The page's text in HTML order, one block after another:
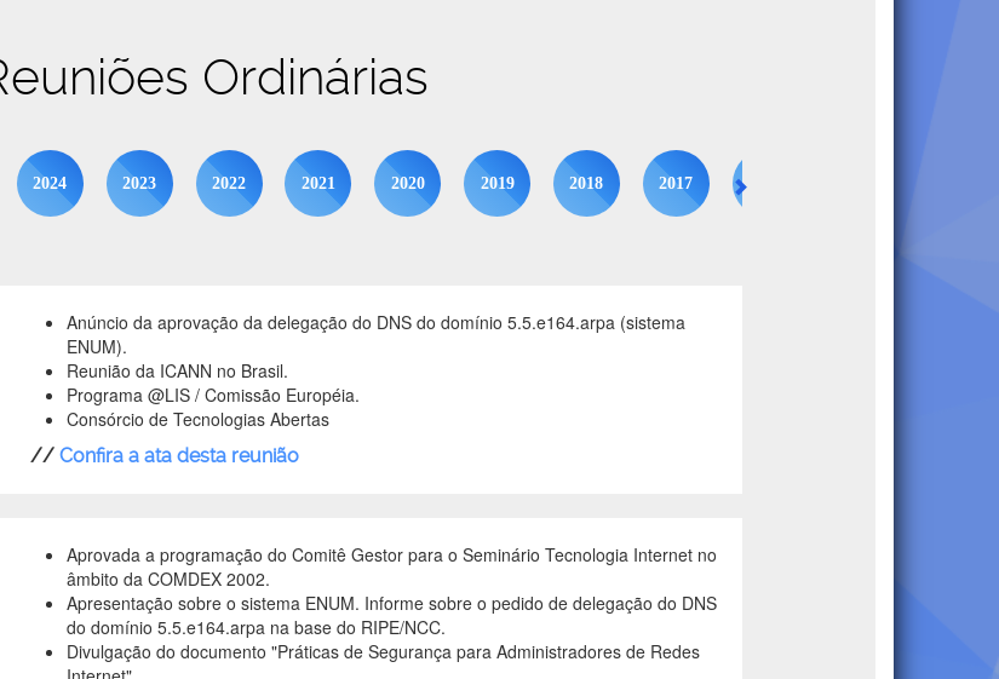
Ordinárias
2024 2023 2022 2021 2020 2019 2018 2017
Anúncio da aprovação da delegação do DNS do domínio 5.5.e164.arpa (sistema
ENUM).
Reunião da ICANN no Brasil.
Programa @LIS / Comissão Européia.
Consórcio de Tecnologias Abertas
// Confira a ata desta reunião
Aprovada a programação do Comitê Gestor para o Seminário Tecnologia Internet no
âmbito da COMDEX 2002.
Apresentação sobre o sistema ENUM. Informe sobre o pedido de delegação do DNS
do domínio 5.5.e164.arpa na base do RIPE/NCC.
Divulgação do documento "Práticas de Segurança para Administradores de Redes